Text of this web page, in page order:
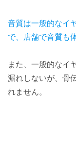
音質は一般的なイ
で、店舗で音質も
また、一般的なイ
漏れしないが、骨
れません。